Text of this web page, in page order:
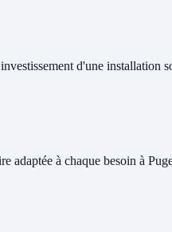
d'une installation
adaptée à chaque besoin à